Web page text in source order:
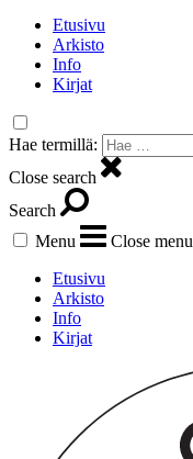
Etusivu
Arkisto
Info
Kirjat
Hae termillä:
Close search
Search
Menu
Close menu
Etusivu
Arkisto
Info
Kirjat